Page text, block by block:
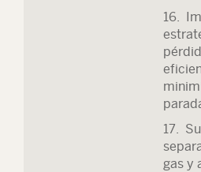
16.
17.
gas y